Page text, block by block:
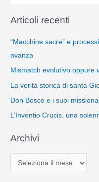
Articoli recenti
“Macchine sacre” e
avanza
Mismatch evolutivo oppure
La verità storica di santa
Don Bosco e i suoi
L’Inventio Crucis, una
Archivi
r